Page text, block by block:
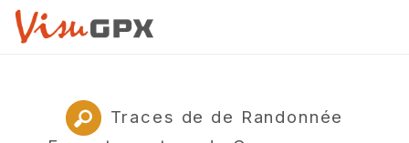
Traces de de Randonnée